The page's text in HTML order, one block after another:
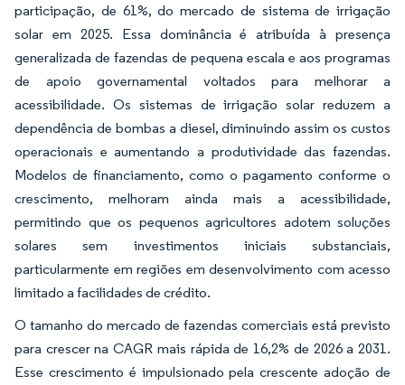
participação, de 61%, do mercado de sistema de irrigação
solar em 2025. Essa dominância é atribuída à presença
generalizada de fazendas de pequena escala e aos programas
de apoio governamental voltados para melhorar a
acessibilidade. Os sistemas de irrigação solar reduzem a
dependência de bombas a diesel, diminuindo assim os custos
operacionais e aumentando a produtividade das fazendas.
Modelos de financiamento, como o pagamento conforme o
crescimento, melhoram ainda mais a acessibilidade,
permitindo que os pequenos agricultores adotem soluções
solares sem investimentos iniciais substanciais,
particularmente em regiões em desenvolvimento com acesso
limitado a facilidades de crédito.
O tamanho do mercado de fazendas comerciais está previsto
para crescer na CAGR mais rápida de 16,2% de 2026 a 2031.
Esse crescimento é impulsionado pela crescente adoção de